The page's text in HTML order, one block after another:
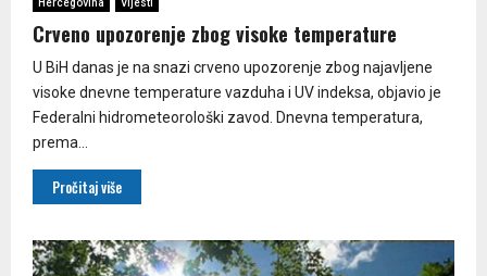
Hercegovina Vijesti
Crveno upozorenje zbog visoke temperature
U BiH danas je na snazi crveno upozorenje zbog najavljene
visoke dnevne temperature vazduha i UV indeksa, objavio je
Federalni hidrometeorološki zavod. Dnevna temperatura,
prema...
Pročitaj više